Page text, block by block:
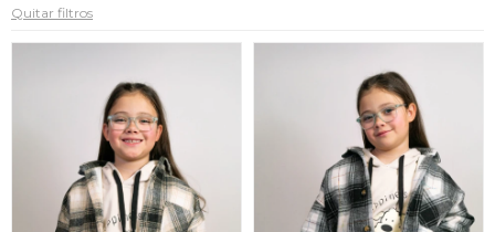
Quitar filtros